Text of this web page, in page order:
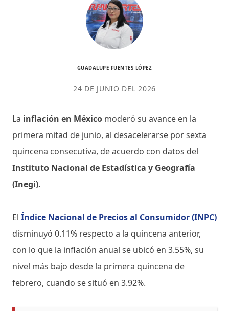
GUADALUPE FUENTES LÓPEZ
24 DE JUNIO DEL 2026
La inflación en México moderó su avance en la
primera mitad de junio, al desacelerarse por sexta
quincena consecutiva, de acuerdo con datos del
Instituto Nacional de Estadística y Geografía
(Inegi).
El Índice Nacional de Precios al Consumidor (INPC)
disminuyó 0.11% respecto a la quincena anterior,
con lo que la inflación anual se ubicó en 3.55%, su
nivel más bajo desde la primera quincena de
febrero, cuando se situó en 3.92%.